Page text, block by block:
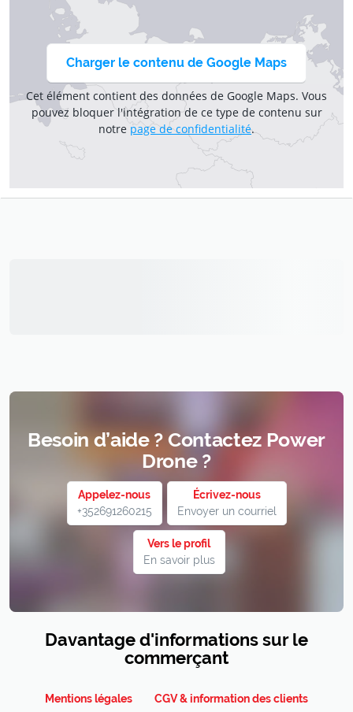
Charger le contenu de Google Maps
Cet élément contient des données de Google Maps. Vous
pouvez bloquer l'intégration de ce type de contenu sur
notre page de confidentialité.
Besoin d’aide ? Contactez Power
Drone ?
Appelez-nous
+352691260215
Écrivez-nous
Envoyer un courriel
Vers le profil
En savoir plus
Davantage d'informations sur le
commerçant
Mentions légales CGV & information des clients